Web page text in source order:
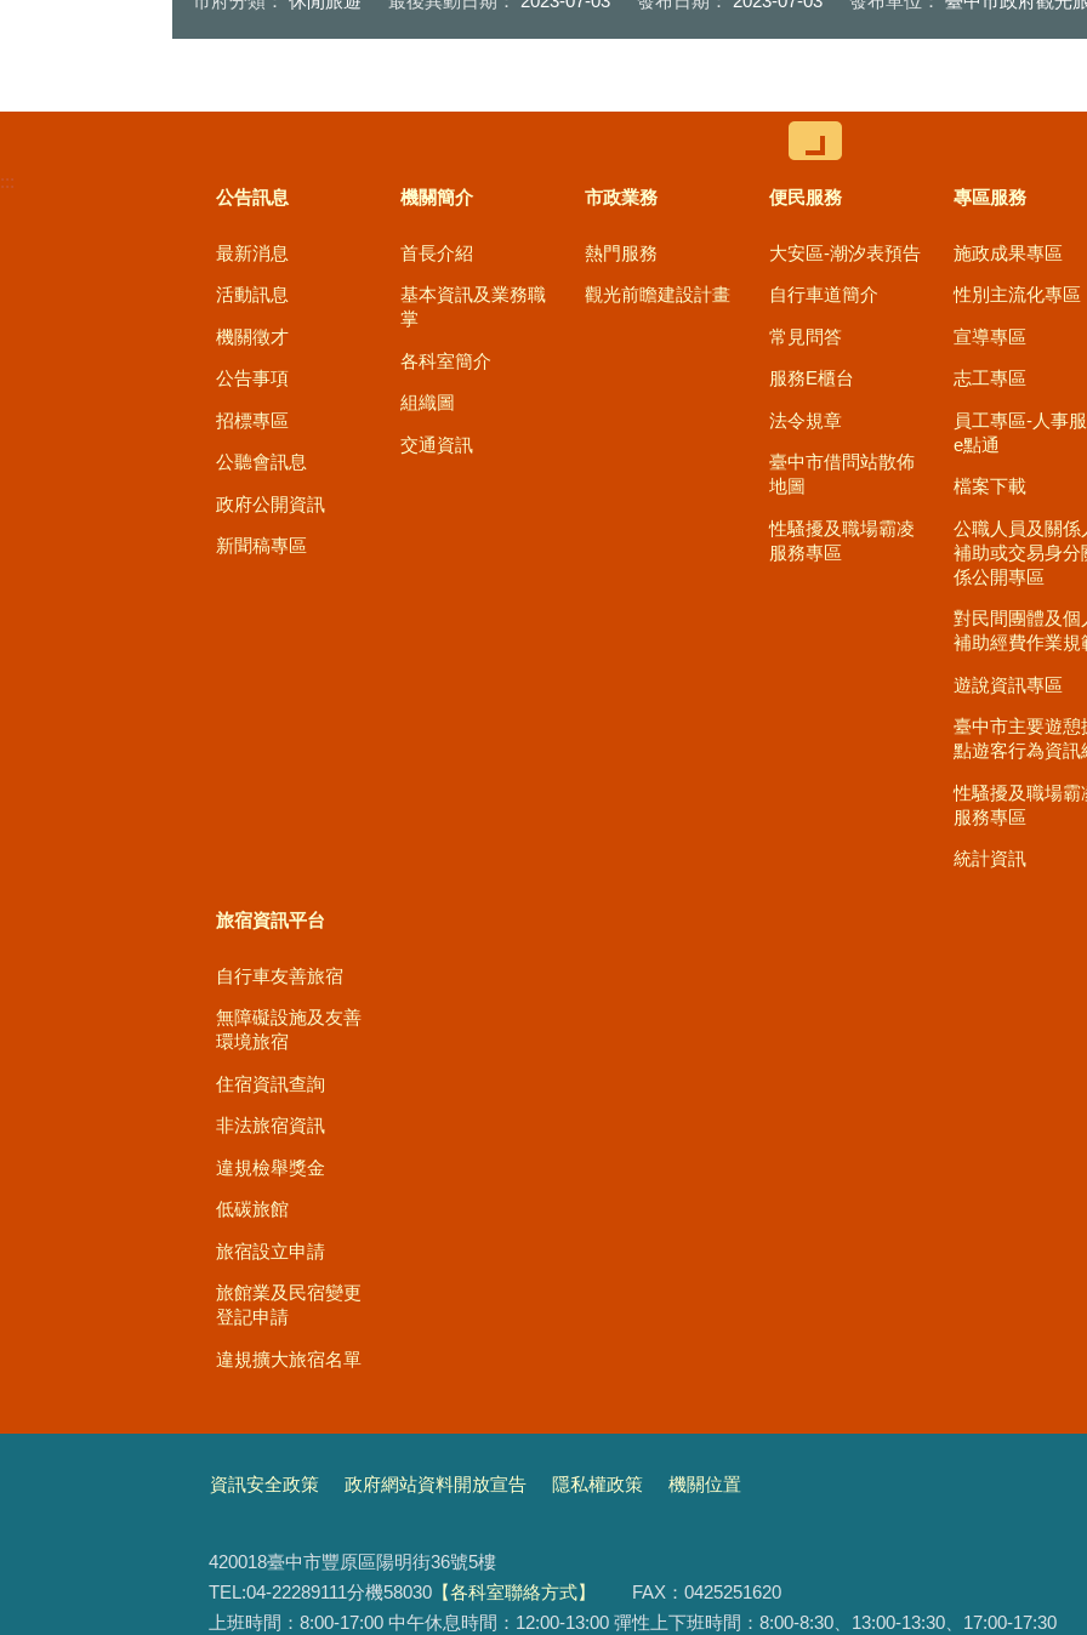
:::
公告訊息
最新消息
活動訊息
機關徵才
公告事項
招標專區
公聽會訊息
政府公開資訊
新聞稿專區
機關簡介
首長介紹
基本資訊及業務職
掌
各科室簡介
組織圖
交通資訊
市政業務
熱門服務
觀光前瞻建設計畫
便民服務
大安區-潮汐表預告
自行車道簡介
常見問答
服務E櫃台
法令規章
臺中市借問站散佈
地圖
性騷擾及職場霸凌
服務專區
專區服務
施政成果專區
性別主流化專區
宣導專區
志工專區
員工專區-人事
e點通
檔案下載
公職人員及關係
補助或交易身分
係公開專區
對民間團體及個
補助經費作業規
遊說資訊專區
臺中市主要遊憩
點遊客行為資訊
性騷擾及職場霸
服務專區
統計資訊
旅宿資訊平台
自行車友善旅宿
無障礙設施及友善
環境旅宿
住宿資訊查詢
非法旅宿資訊
違規檢舉獎金
低碳旅館
旅宿設立申請
旅館業及民宿變更
登記申請
違規擴大旅宿名單
資訊安全政策 政府網站資料開放宣告 隱私權政策 機關位置
420018臺中市豐原區陽明街36號5樓
TEL:04-22289111分機58030 【各科室聯絡方式】
FAX：0425251620
上班時間：8:00-17:00 中午休息時間：12:00-13:00 彈性上下班時間：8:00-8:30、13:00-13:30、17:00-17:30